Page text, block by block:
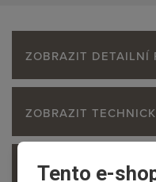
Tento e-
ZOBRAZIT DETAILNÍ
ZOBRAZIT
ZOBRAZIT OBSAH